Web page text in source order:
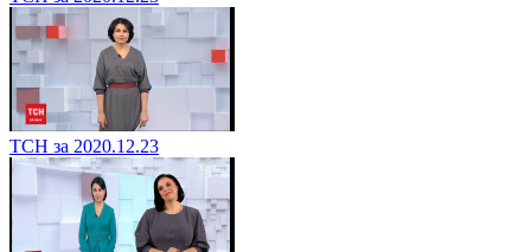
ТСН за 2020.12.23